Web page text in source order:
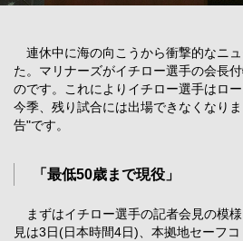
連休中に海の向こうから衝撃的なニ
た。マリナーズがイチロー選手の会長
のです。これによりイチロー選手はロ
今季、残り試合には出場できなくなり
告"です。
「最低50歳まで現役」
まずはイチロー選手の記者会見の模
見は3日(日本時間4日)、本拠地セーフ